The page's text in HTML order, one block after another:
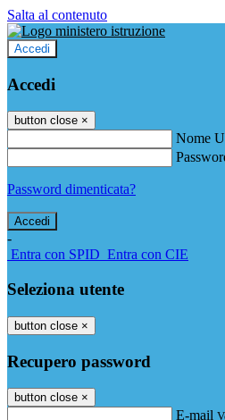
Salta al contenuto
Accedi
Accedi
button close ×
Nome
Password dimenticata?
-
Entra con SPID Entra con CIE
Seleziona utente
button close ×
Recupero password
button close ×
E-mail